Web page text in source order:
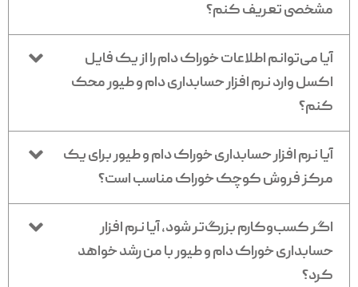
مشخصی تعریف کنم؟
آیا می‌توانم اطلاعات خوراک دام را از یک فایل
اکسل وارد نرم افزار حسابداری دام و طیور محک
کنم؟
آیا نرم افزار حسابداری خوراک دام و طیور برای یک
مرکز فروش کوچک خوراک مناسب است؟
اگر کسب‌وکارم بزرگ‌تر شود، آیا نرم افزار
حسابداری خوراک دام و طیور با من رشد خواهد
کرد؟